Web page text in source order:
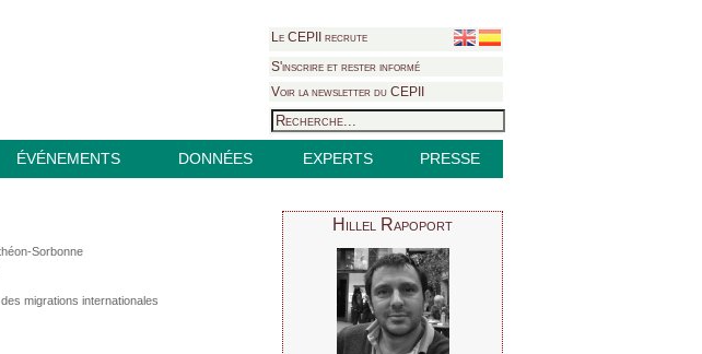
Le CEPII recrute
S'inscrire et rester informé
Voir la newsletter du CEPII
ÉVÉNEMENTS DONNÉES EXPERTS PRESSE
Hillel Rapoport
Sorbonne
migrations internationales